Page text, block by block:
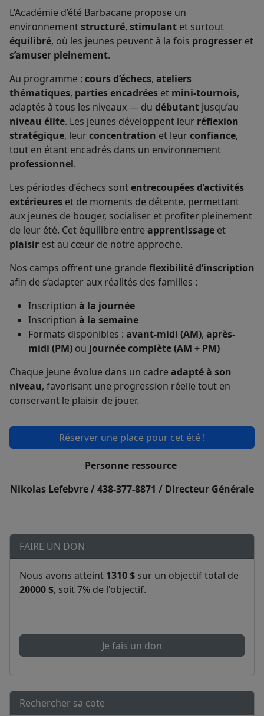
L’Académie d’été Barbacane propose un
environnementstructuré, stimulant et surtout
équilibré, où les jeunes peuvent à la fois progresser et
s’amuser pleinement.
Au programme : cours d’échecs, ateliers
thématiques, parties encadrées et mini-tournois,
adaptés à tous les niveaux — du débutant jusqu’au
niveau élite. Les jeunes développent leur réflexion
stratégique, leurconcentration et leurconfiance,
tout en étant encadrés dans un environnement
professionnel.
Les périodes d’échecs sontentrecoupées d’activités
extérieures et de moments de détente, permettant
aux jeunes de bouger, socialiser et profiter pleinement
de leur été. Cet équilibre entre apprentissage et
plaisir est au cœur de notre approche.
Nos camps offrent une grande flexibilité d’inscription
afin de s’adapter aux réalités des familles :
Inscription à la journée
Inscription à la semaine
Formats disponibles : avant-midi (AM), après-
midi (PM) ou journée complète (AM + PM)
Chaque jeune évolue dans un cadre adapté à son
niveau, favorisant une progression réelle tout en
conservant le plaisir de jouer.
Réserver une place pour cet été !
Personne ressource
Nikolas Lefebvre / 438-377-8871 / Directeur Générale
FAIRE UN DON
Nous avons atteint 1310 $ sur un objectif total de
20000 $, soit 7% de l'objectif.
Je fais un don
Rechercher sa cote